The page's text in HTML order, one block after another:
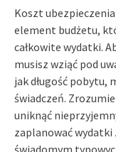
Koszt
element budżetu,
całkowite wydatki.
musisz wziąć pod
jak długość pobytu,
świadczeń.
uniknąć
zaplanować wydatki
świadomym